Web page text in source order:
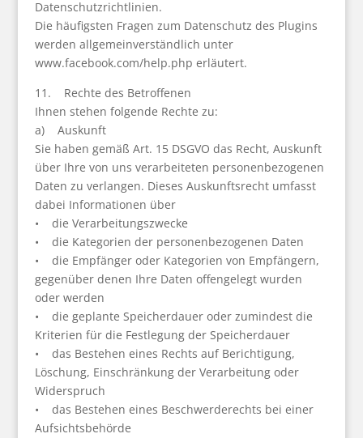
Datenschutzrichtlinien.
Die häufigsten Fragen zum Datenschutz des Plugins
werden allgemeinverständlich unter
www.facebook.com/help.php erläutert.
11. Rechte des Betroffenen
Ihnen stehen folgende Rechte zu:
a) Auskunft
Sie haben gemäß Art. 15 DSGVO das Recht, Auskunft
über Ihre von uns verarbeiteten personenbezogenen
Daten zu verlangen. Dieses Auskunftsrecht umfasst
dabei Informationen über
• die Verarbeitungszwecke
• die Kategorien der personenbezogenen Daten
• die Empfänger oder Kategorien von Empfängern,
gegenüber denen Ihre Daten offengelegt wurden
oder werden
• die geplante Speicherdauer oder zumindest die
Kriterien für die Festlegung der Speicherdauer
• das Bestehen eines Rechts auf Berichtigung,
Löschung, Einschränkung der Verarbeitung oder
Widerspruch
• das Bestehen eines Beschwerderechts bei einer
Aufsichtsbehörde